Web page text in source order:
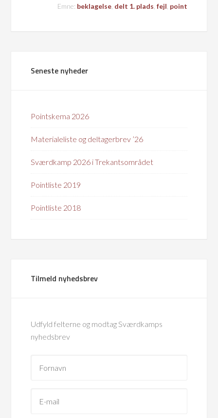
Emne: beklagelse, delt 1. plads fejl point
Seneste nyheder
Pointskema 2026
Materialeliste og deltagerbrev ’26
Sværdkamp 2026 i Trekantsområdet
Pointliste 2019
Pointliste 2018
Tilmeld nyhedsbrev
Udfyld felterne og modtag Sværdkamps
nyhedsbrev